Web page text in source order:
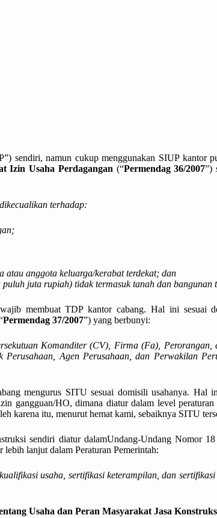
sendiri, namun cukup menggunakan SIUP kantor
Izin Usaha Perdagangan (“Permendag 36/2007”)
terhadap:
anggota keluarga/kerabat terdekat; dan
juta rupiah) tidak termasuk tanah dan bangunan
membuat TDP kantor cabang. Hal ini sesuai
Permendag 37/2007”) yang berbunyi:
Komanditer (CV), Firma (Fa),
Perusahaan, Agen Perusahaan, dan Perwakilan
mengurus SITU sesuai domisili usahanya. Hal
gangguan/HO, dimana diatur dalam level
karena itu, menurut hemat kami, sebaiknya SITU
sendiri diatur dalamUndang-Undang Nomor
lanjut dalam Peraturan Pemerintah:
usaha, sertifikasi keterampilan, dan
Usaha dan Peran Masyarakat Jasa